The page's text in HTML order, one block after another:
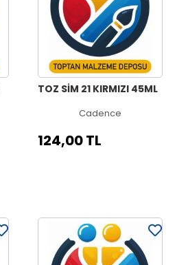
TOZ SİM 21 KIRMIZI 45ML
Cadence
124,00 TL